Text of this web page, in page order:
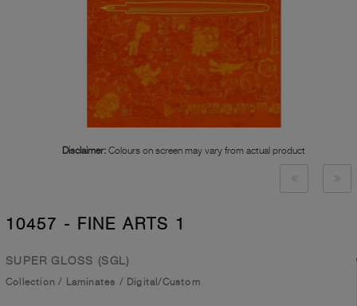
Disclaimer: Colours on screen may vary from actual product
10457 - FINE ARTS 1
SUPER GLOSS (SGL)
Collection / Laminates / Digital/Custom